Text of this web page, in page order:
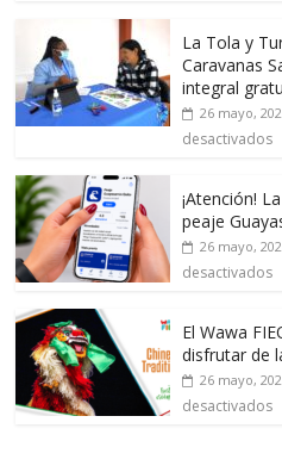
La Tola y
Caravanas
integral
26 mayo,
desactivados
¡Atención!
peaje
26 mayo,
desactivados
El Wawa
disfrutar de
26 mayo,
desactivados